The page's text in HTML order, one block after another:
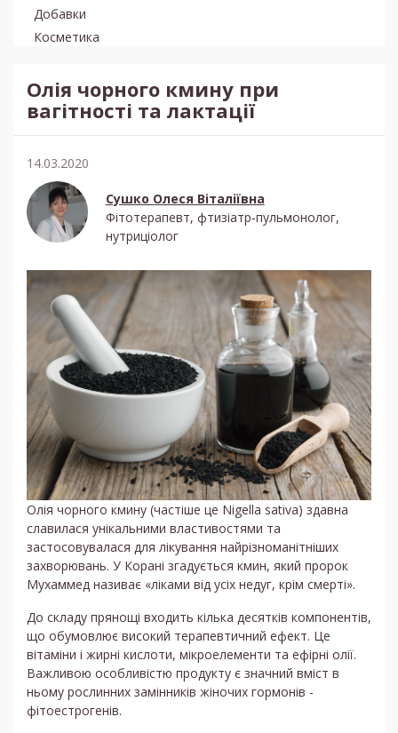
Добавки
Косметика
Олія чорного кмину при
вагітності та лактації
14.03.2020
Сушко Олеся Віталіївна
Фітотерапевт, фтизіатр-пульмонолог,
нутриціолог
Олія чорного кмину (частіше це Nigella sativa) здавна
славилася унікальними властивостями та
застосовувалася для лікування найрізноманітніших
захворювань. У Корані згадується кмин, який пророк
Мухаммед називає «ліками від усіх недуг, крім смерті».
До складу прянощі входить кілька десятків компонентів,
що обумовлює високий терапевтичний ефект. Це
вітаміни і жирні кислоти, мікроелементи та ефірні олії.
Важливою особливістю продукту є значний вміст в
ньому рослинних замінників жіночих гормонів -
фітоестрогенів.